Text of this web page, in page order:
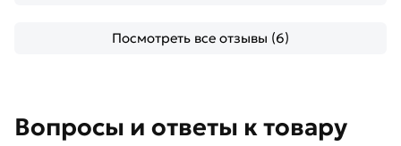
Посмотреть все отзывы (6)
Вопросы и ответы к товару